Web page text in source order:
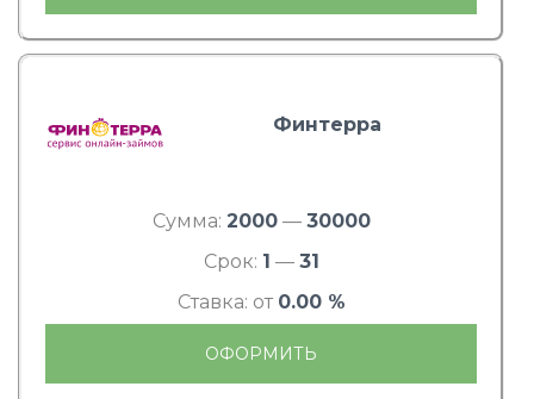
Финтерра
Сумма: 2000— 30000
Срок: 1 — 31
Ставка: от 0.00 %
ОФОРМИТЬ